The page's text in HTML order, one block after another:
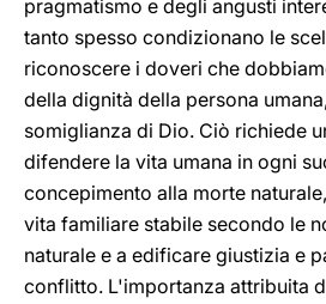
pragmatismo e degli angusti
tanto spesso condizionano le
riconoscere i doveri che
della dignità della persona
somiglianza di Dio. Ciò richiede
difendere la vita umana in ogni
concepimento alla morte
vita familiare stabile secondo le
naturale e a edificare giustizia e
conflitto. L'importanza attribuita